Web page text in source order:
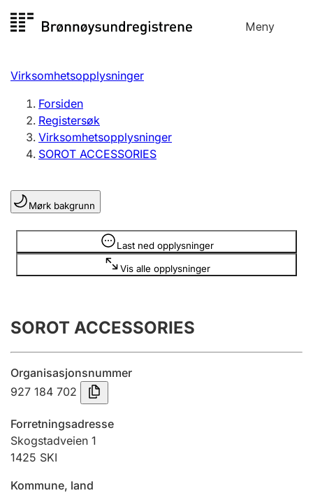
til
Meny
Registersøk
Aksjeselskap
Enkeltpersonforetak
Registrere, endre, slette
Lag og forening
Registrere, endre, slette
Årsregnskap
Innsending og forsinkelsesgebyr
Tinglysing
Jeger
Virksomhetsopplysninger
Forsiden
Registersøk
Virksomhetsopplysninger
SOROT ACCESSORIES
Mørk bakgrunn
Last ned opplysninger
Vis alle opplysninger
Opplysninger er skjult
SOROT ACCESSORIES
Organisasjonsnummer
927 184 702
Forretningsadresse
Skogstadveien 1
1425 SKI
Kommune, land